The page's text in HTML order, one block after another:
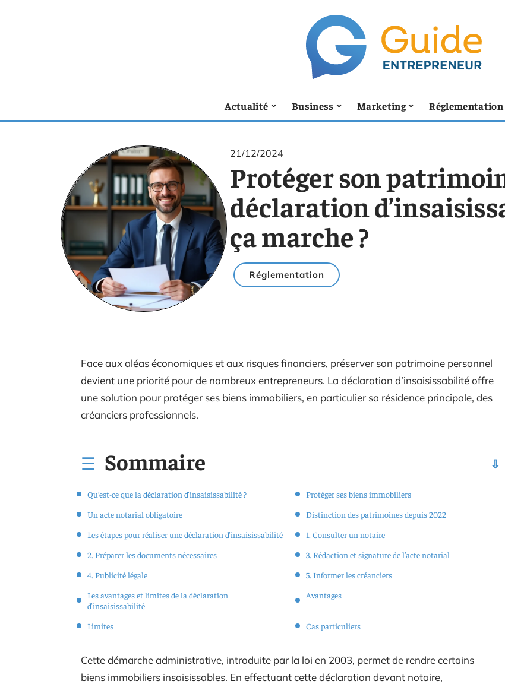
Actualité Business Marketing Réglementation
21/12/2024
Protéger son
déclaration
ça marche ?
Réglementation
Face aux aléas économiques et aux risques financiers, préserver son patrimoine personnel
devient une priorité pour de nombreux entrepreneurs. La déclaration d’insaisissabilité offre
une solution pour protéger ses biens immobiliers, en particulier sa résidence principale, des
créanciers professionnels.
Sommaire
Qu’est-ce que la déclaration d’insaisissabilité ?
Protéger ses biens immobiliers
Un acte notarial obligatoire
Distinction des patrimoines depuis 2022
Les étapes pour réaliser une déclaration d’insaisissabilité
1. Consulter un notaire
2. Préparer les documents nécessaires
3. Rédaction et signature de l’acte notarial
4. Publicité légale
5. Informer les créanciers
Les avantages et limites de la déclaration
d’insaisissabilité
Avantages
Limites Cas particuliers
Cette démarche administrative, introduite par la loi en 2003, permet de rendre certains
biens immobiliers insaisissables. En effectuant cette déclaration devant notaire,